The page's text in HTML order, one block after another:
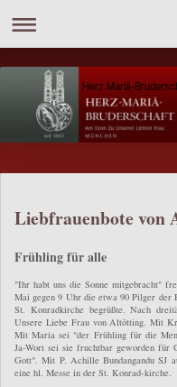
Herz Mariá-
Liebfrauenbote von
Frühling für alle
"Ihr habt uns die Sonne mitgebracht"
Mai gegen 9 Uhr die etwa 90 Pilger der
St. Konradkirche begrüßte. Nach
Unsere Liebe Frau von Altötting. Mit
Mit Maria sei "der Frühling für die
Ja-Wort sei sie fruchtbar geworden für
Gott". Mit P. Achille Bundangandu SJ
eine hl. Messe in der St. Konrad-kirche.